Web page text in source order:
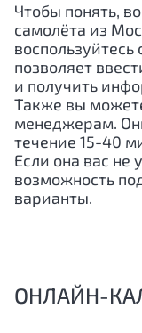
Чтобы понять,
самолёта из
позволяет
и получить
Также вы
менеджерам.
течение 15-40
Если она вас не
возможность
варианты.
ОНЛАЙН-